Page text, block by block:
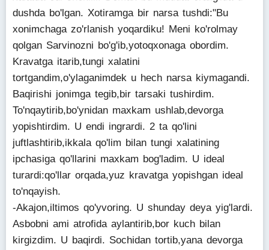
dushda bo'lgan. Xotiramga bir narsa tushdi:"Bu
xonimchaga zo'rlanish yoqardiku! Meni ko'rolmay
qolgan Sarvinozni bo'g'ib,yotoqxonaga obordim.
Kravatga itarib,tungi xalatini
tortgandim,o'ylaganimdek u hech narsa kiymagandi.
Baqirishi jonimga tegib,bir tarsaki tushirdim.
To'nqaytirib,bo'ynidan maxkam ushlab,devorga
yopishtirdim. U endi ingrardi. 2 ta qo'lini
juftlashtirib,ikkala qo'lim bilan tungi xalatining
ipchasiga qo'llarini maxkam bog'ladim. U ideal
turardi:qo'llar orqada,yuz kravatga yopishgan ideal
to'nqayish.
-Akajon,iltimos qo'yvoring. U shunday deya yig'lardi.
Asbobni ami atrofida aylantirib,bor kuch bilan
kirgizdim. U baqirdi. Sochidan tortib,yana devorga